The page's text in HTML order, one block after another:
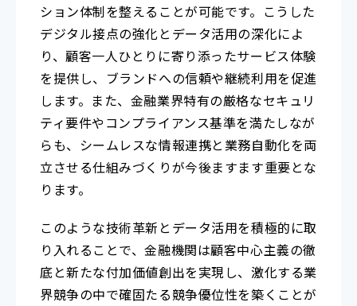
ション体制を整えることが可能です。こうした
デジタル接点の強化とデータ活用の深化によ
り、顧客一人ひとりに寄り添ったサービス体験
を提供し、ブランドへの信頼や継続利用を促進
します。また、金融業界特有の厳格なセキュリ
ティ要件やコンプライアンス基準を満たしなが
らも、シームレスな情報連携と業務自動化を両
立させる仕組みづくりが今後ますます重要とな
ります。
このような技術革新とデータ活用を積極的に取
り入れることで、金融機関は顧客中心主義の徹
底と新たな付加価値創出を実現し、激化する業
界競争の中で確固たる競争優位性を築くことが